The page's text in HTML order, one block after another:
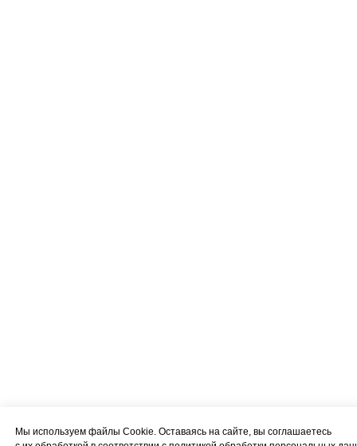
Мы используем файлы Cookie. Оставаясь на сайте, вы соглашаетесь